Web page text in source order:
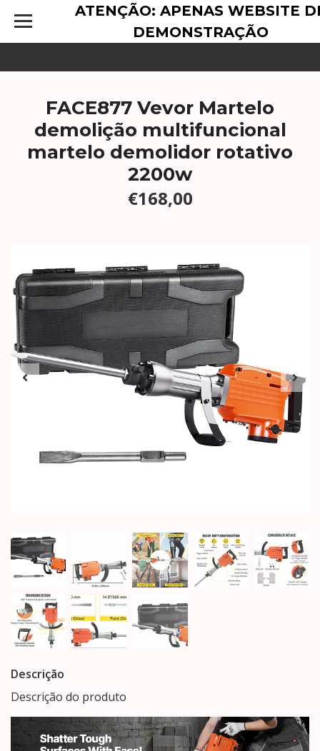
ATENÇÃO: APENAS WEBSITE
DEMONSTRAÇÃO
FACE877 Vevor Martelo
demolição multifuncional
martelo demolidor rotativo
2200w
€168,00
Descrição
Descrição do produto